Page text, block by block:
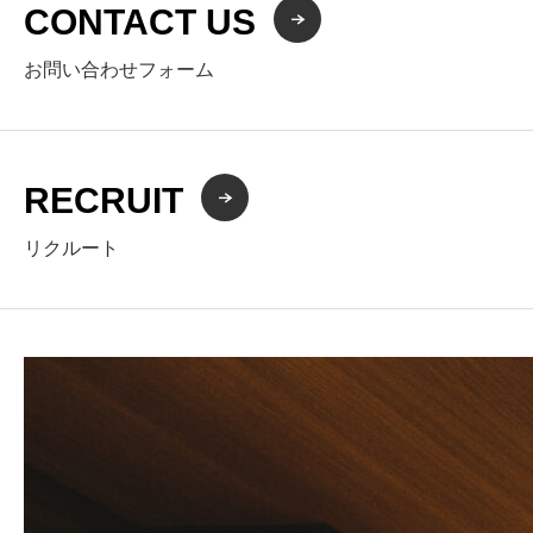
CONTACT US
お問い合わせフォーム
RECRUIT
リクルート